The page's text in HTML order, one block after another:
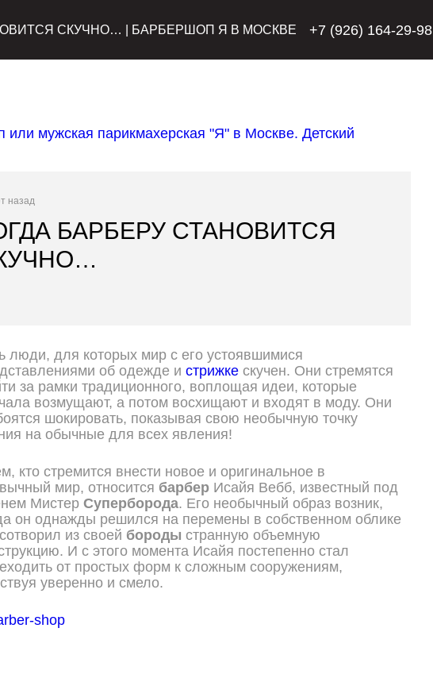
СКУЧНО… | БАРБЕРШОП Я В МОСКВЕ +7 (926) 164-29-98
назад
БАРБЕРУ СТАНОВИТСЯ
люди, для которых мир с его устоявшимися
об одежде и стрижке скучен. Они стремятся
за рамки традиционного, воплощая идеи, которые
возмущают, а потом восхищают и входят в моду. Они
шокировать, показывая свою необычную точку
на обычные для всех явления!
кто стремится внести новое и оригинальное в
мир, относится барбер Исайя Вебб, известный под
Мистер Суперборода. Его необычный образ возник,
он однажды решился на перемены в собственном облике
из своей бороды странную объемную
И с этого момента Исайя постепенно стал
от простых форм к сложным сооружениям,
уверенно и смело.